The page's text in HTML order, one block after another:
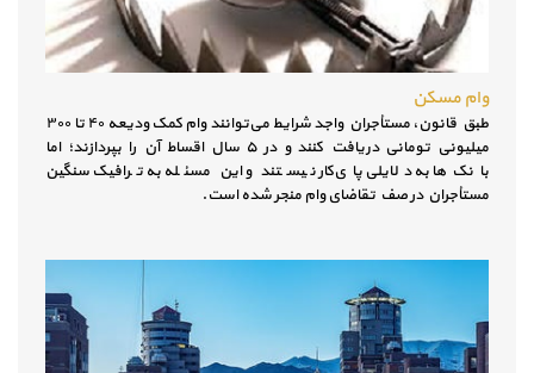
وام مسکن
طبق قانون، مستأجران واجد شرایط می‌توانند وام کمک ودیعه ۴۰ تا ۳۰۰
میلیونی تومانی دریافت کنند و در ۵ سال اقساط آن را بپردازند؛ اما
بانک‌ها به دلایلی پای‌کار نیستند و این مسئله به ترافیک سنگین
مستأجران در صف تقاضای وام منجر شده است.